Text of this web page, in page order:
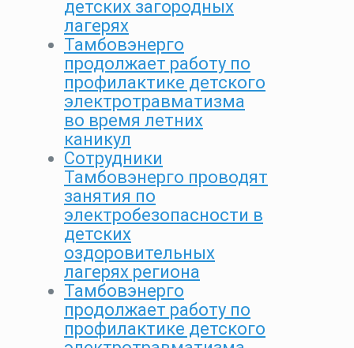
детских загородных
лагерях
Тамбовэнерго
продолжает работу по
профилактике детского
электротравматизма
во время летних
каникул
Сотрудники
Тамбовэнерго проводят
занятия по
электробезопасности в
детских
оздоровительных
лагерях региона
Тамбовэнерго
продолжает работу по
профилактике детского